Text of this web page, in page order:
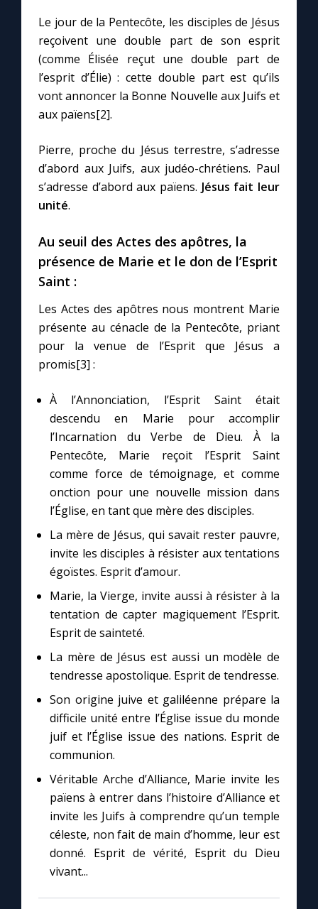
Le jour de la Pentecôte, les disciples de Jésus
reçoivent une double part de son esprit
(comme Élisée reçut une double part de
l’esprit d’Élie) : cette double part est qu’ils
vont annoncer la Bonne Nouvelle aux Juifs et
aux païens[2].
Pierre, proche du Jésus terrestre, s’adresse
d’abord aux Juifs, aux judéo-chrétiens. Paul
s’adresse d’abord aux païens. Jésus fait leur
unité.
Au seuil des Actes des apôtres, la
présence de Marie et le don de l’Esprit
Saint :
Les Actes des apôtres nous montrent Marie
présente au cénacle de la Pentecôte, priant
pour la venue de l’Esprit que Jésus a
promis[3] :
À l’Annonciation, l’Esprit Saint était
descendu en Marie pour accomplir
l’Incarnation du Verbe de Dieu. À la
Pentecôte, Marie reçoit l’Esprit Saint
comme force de témoignage, et comme
onction pour une nouvelle mission dans
l’Église, en tant que mère des disciples.
La mère de Jésus, qui savait rester pauvre,
invite les disciples à résister aux tentations
égoïstes. Esprit d’amour.
Marie, la Vierge, invite aussi à résister à la
tentation de capter magiquement l’Esprit.
Esprit de sainteté.
La mère de Jésus est aussi un modèle de
tendresse apostolique. Esprit de tendresse.
Son origine juive et galiléenne prépare la
difficile unité entre l’Église issue du monde
juif et l’Église issue des nations. Esprit de
communion.
Véritable Arche d’Alliance, Marie invite les
païens à entrer dans l’histoire d’Alliance et
invite les Juifs à comprendre qu’un temple
céleste, non fait de main d’homme, leur est
donné. Esprit de vérité, Esprit du Dieu
vivant...